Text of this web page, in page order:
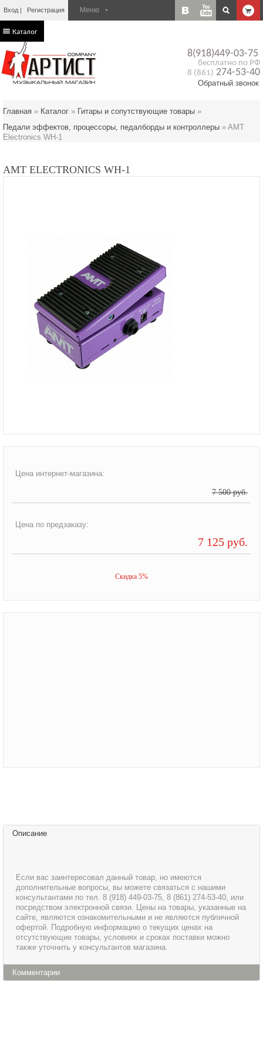
Вход Регистрация
8(918)449-03-75
бесплатно по РФ
8 (861) 274-53-40
Обратный звонок
Каталог
Главная » Каталог » Гитары и сопутствующие товары »
Педали эффектов, процессоры, педалборды и контроллеры » AMT
Electronics WH-1
AMT ELECTRONICS WH-1
Цена интернет-магазина:
7 500 руб.
Цена по предзаказу:
7 125 руб.
Скидка 5%
Описание
Если вас заинтересовал данный товар, но имеются
дополнительные вопросы, вы можете связаться с нашими
консультантами по тел. 8 (918) 449-03-75, 8 (861) 274-53-40, или
посредством электронной связи. Цены на товары, указанные на
сайте, являются ознакомительными и не являются публичной
офертой. Подробную информацию о текущих ценах на
отсутствующие товары, условиях и сроках поставки можно
также уточнить у консультантов магазина.
Комментарии